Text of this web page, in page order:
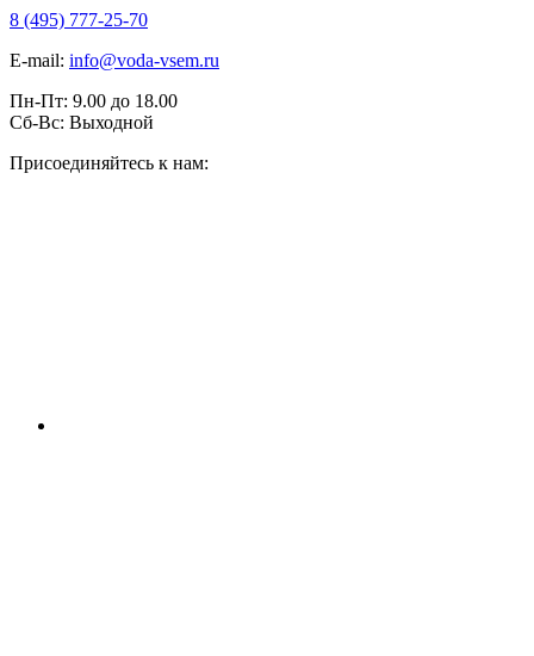
8 (495) 777-25-70
E-mail: info@voda-vsem.ru
Пн-Пт: 9.00 до 18.00
Сб-Вс: Выходной
Присоединяйтесь к нам: